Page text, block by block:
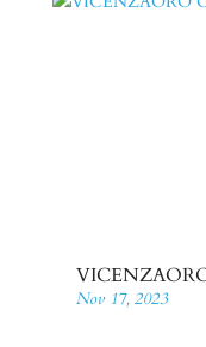
Nov 17, 2023